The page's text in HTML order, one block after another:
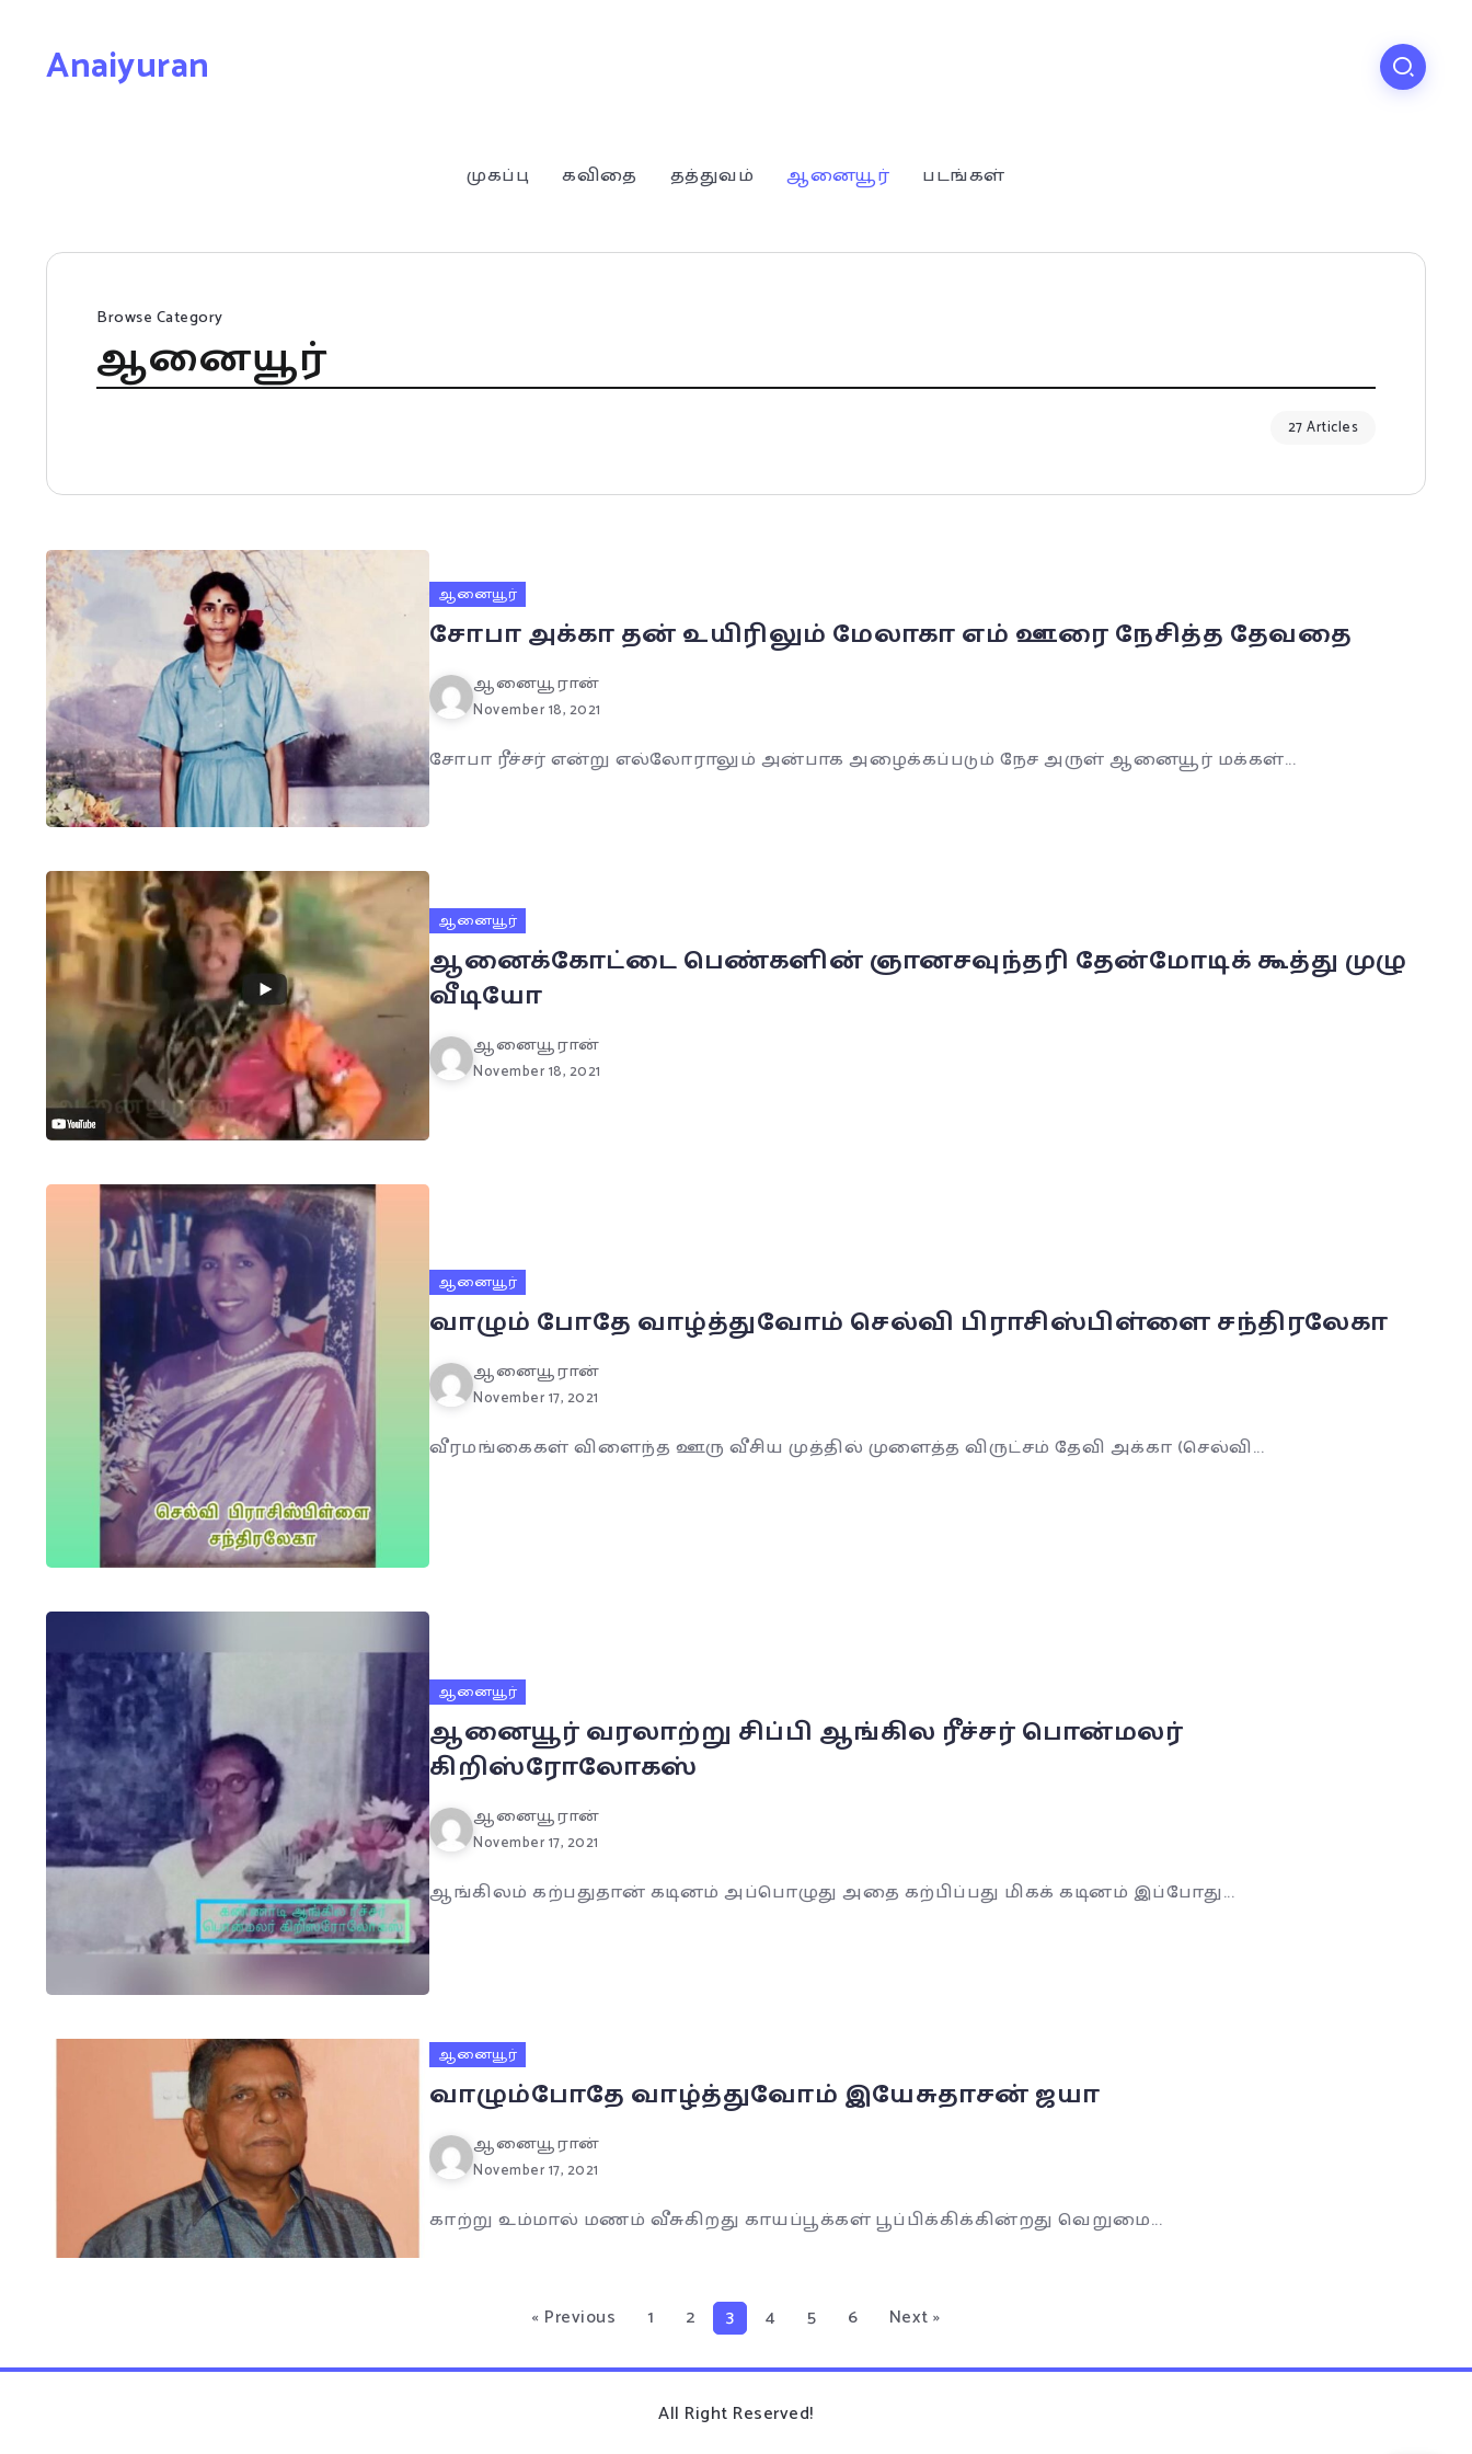
Anaiyuran
முகப்பு கவிதை தத்துவம் ஆனையூர் படங்கள்
Browse Category
ஆனையூர்
27 Articles
ஆனையூர்
சோபா அக்கா தன் உயிரிலும் மேலாகா எம் ஊரை நேசித்த தேவதை
ஆனையூரான்
November 18, 2021
சோபா ரீச்சர் என்று எல்லோராலும் அன்பாக அழைக்கப்படும் நேச அருள் ஆனையூர் மக்கள்...
ஆனையூர்
ஆனைக்கோட்டை பெண்களின் ஞானசவுந்தரி தேன்மோடிக் கூத்து முழு
வீடியோ
ஆனையூரான்
November 18, 2021
ஆனையூர்
வாழும் போதே வாழ்த்துவோம் செல்வி பிராசிஸ்பிள்ளை சந்திரலேகா
ஆனையூரான்
November 17, 2021
வீரமங்கைகள் விளைந்த ஊரு வீசிய முத்தில் முளைத்த விருட்சம் தேவி அக்கா (செல்வி...
ஆனையூர்
ஆனையூர் வரலாற்று சிப்பி ஆங்கில ரீச்சர் பொன்மலர்
கிறிஸ்ரோலோகஸ்
ஆனையூரான்
November 17, 2021
ஆங்கிலம் கற்பதுதான் கடினம் அப்பொழுது அதை கற்பிப்பது மிகக் கடினம் இப்போது...
ஆனையூர்
வாழும்போதே வாழ்த்துவோம் இயேசுதாசன் ஜயா
ஆனையூரான்
November 17, 2021
காற்று உம்மால் மணம் வீசுகிறது காயப்பூக்கள் பூப்பிக்கிக்கின்றது வெறுமை...
« Previous 1 2 3 4 5 6 Next »
All Right Reserved!